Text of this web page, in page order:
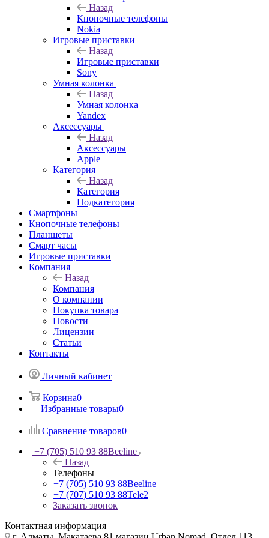
Назад
Кнопочные телефоны
Nokia
Игровые приставки
Назад
Игровые приставки
Sony
Умная колонка
Назад
Умная колонка
Yandex
Аксессуары
Назад
Аксессуары
Apple
Категория
Назад
Категория
Подкатегория
Смартфоны
Кнопочные телефоны
Планшеты
Смарт часы
Игровые приставки
Компания
Назад
Компания
О компании
Покупка товара
Новости
Лицензии
Статьи
Контакты
Личный кабинет
Корзина0
Избранные товары0
Сравнение товаров0
+7 (705) 510 93 88Beeline
Назад
Телефоны
+7 (705) 510 93 88Beeline
+7 (707) 510 93 88Tele2
Заказать звонок
Контактная информация